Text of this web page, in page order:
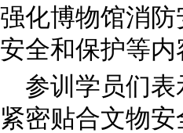
强化博物馆消
安全和保护等内
参训学员们
紧密贴合文物